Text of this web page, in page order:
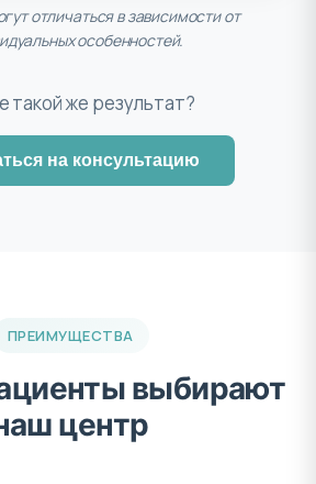
отличаться в зависимости от
особенностей.
такой же результат?
на консультацию
ПРЕИМУЩЕСТВА
выбирают
центр